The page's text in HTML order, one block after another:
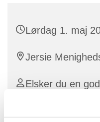
Lørdag 1. maj
Jersie
Elsker du en
Læsekreds lige